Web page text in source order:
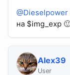
@Dieselpower
на $img_exp
Alex39
User